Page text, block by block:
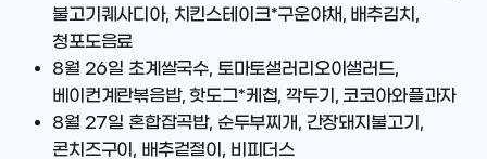
불고기퀘사디아, 치킨스테이크*구운야채, 배추김치,
청포도음료
8월 26일 초계쌀국수, 토마토샐러리오이샐러드,
베이컨계란볶음밥, 핫도그*케첩, 깍두기, 코코아와플과자
8월 27일 혼합잡곡밥, 순두부찌개, 간장돼지불고기,
콘치즈구이, 배추겉절이, 비피더스